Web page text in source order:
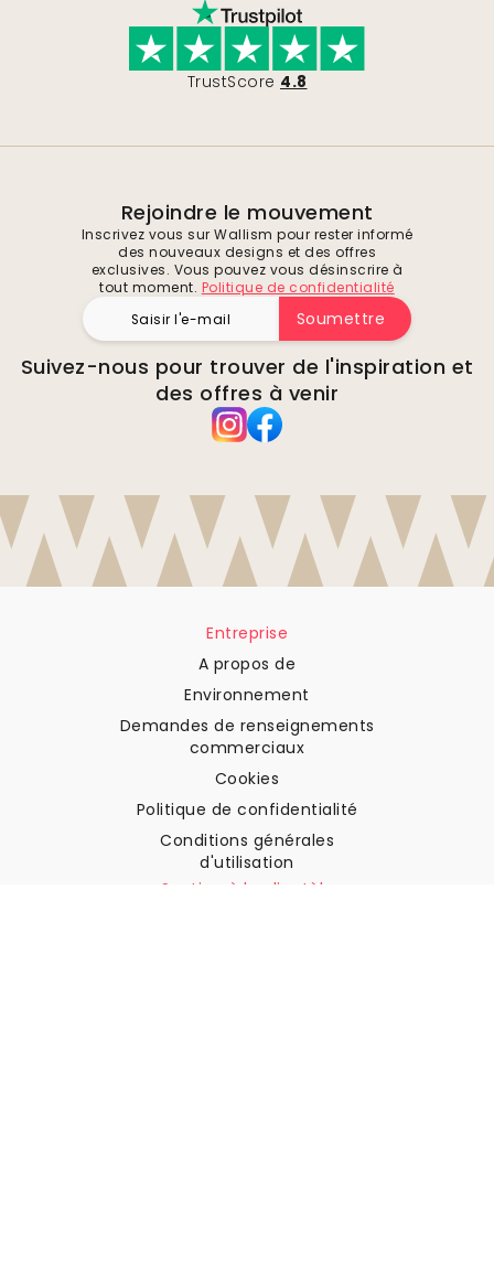
TrustScore 4.8
Rejoindre le mouvement
Inscrivez vous sur Wallism pour rester informé
des nouveaux designs et des offres
exclusives. Vous pouvez vous désinscrire à
tout moment. Politique de confidentialité
Soumettre
Suivez-nous pour trouver de l'inspiration et
des offres à venir
Entreprise
A propos de
Environnement
Demandes de renseignements
commerciaux
Cookies
Politique de confidentialité
Conditions générales
d'utilisation
Soutien à la clientèle